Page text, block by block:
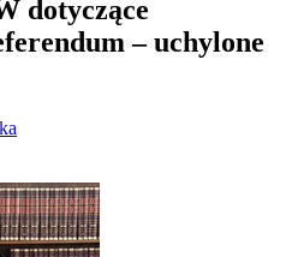
dotyczące
– uchylone